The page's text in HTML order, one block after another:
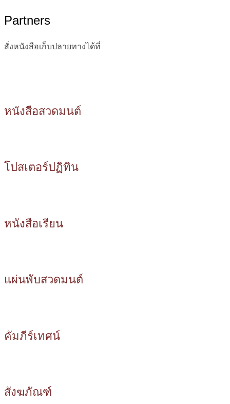
Partners
สั่งหนังสือเก็บปลายทางได้ที่
หนังสือสวดมนต์
โปสเตอร์ปฏิทิน
หนังสือเรียน
แผ่นพับสวดมนต์
คัมภีร์เทศน์
สังฆภัณฑ์